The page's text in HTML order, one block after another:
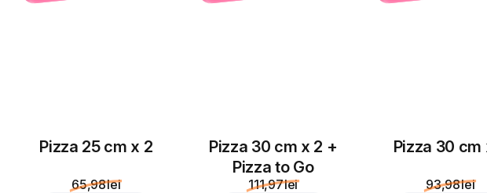
Pizza 25 cm x 2
65,98 lei
Pizza 30 cm x 2 +
Pizza to Go
111,97 lei
Pizza 30 cm
93,98 lei